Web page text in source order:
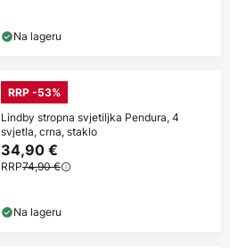
Na lageru
RRP -53%
Lindby stropna svjetiljka Pendura, 4
svjetla, crna, staklo
34,90 €
RRP74,90 €
Na lageru